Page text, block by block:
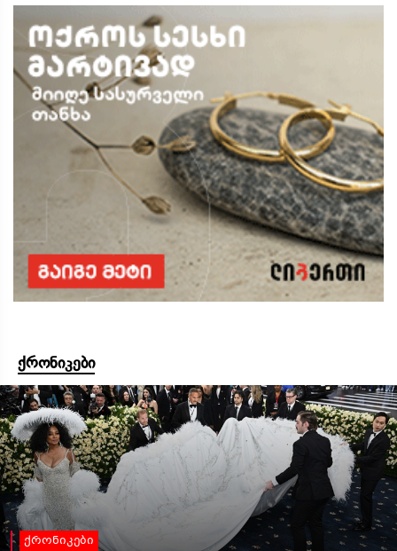
ქრონიკები
ქრონიკები